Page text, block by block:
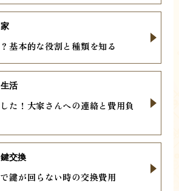
基本的な役割と種類を知る
家
た！大家さんへの連絡と費用負
生活
鍵が回らない時の交換費用
鍵交換